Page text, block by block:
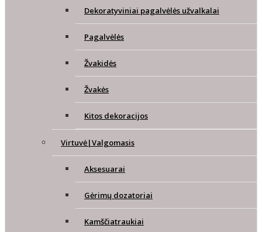
Dekoratyviniai pagalvėlės užvalkalai
Pagalvėlės
Žvakidės
Žvakės
Kitos dekoracijos
Virtuvė|Valgomasis
Aksesuarai
Gėrimų dozatoriai
Kamščiatraukiai